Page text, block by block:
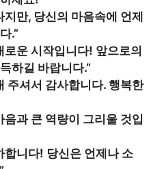
지만, 당신의 마음속에 언제
.”
로운 시작입니다! 앞으로의
하길 바랍니다.”
주셔서 감사합니다. 행복한
음과 큰 역량이 그리울 것입
합니다! 당신은 언제나 소